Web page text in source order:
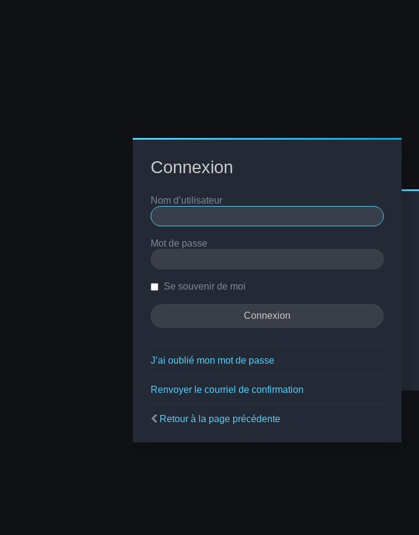
Connexion
Nom d’utilisateur
Mot de passe
Se souvenir de moi
J’ai oublié mon mot de passe
Renvoyer le courriel de confirmation
Retour à la page précédente